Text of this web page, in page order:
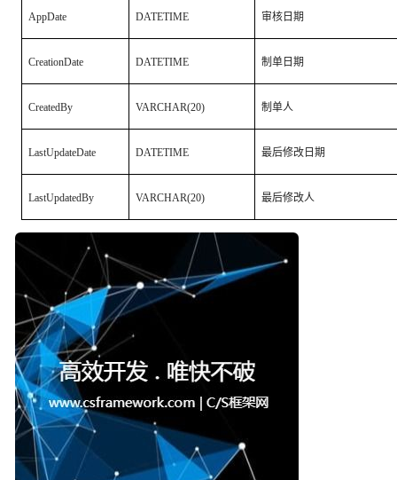
AppDate DATETIME 审核日期
CreationDate DATETIME 制单日期
CreatedBy VARCHAR(20) 制单人
LastUpdateDate DATETIME 最后修改日期
LastUpdatedBy VARCHAR(20) 最后修改人